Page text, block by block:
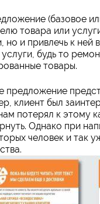
(базовое
товара или
но и привлечь к
будь то
товары.
клиент был
потерял к этому
Однако при
человек и так